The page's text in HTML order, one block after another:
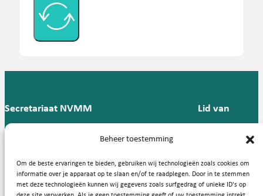
Beheer toestemming
Om de beste ervaringen te bieden, gebruiken wij technologieën zoals cookies om
informatie over je apparaat op te slaan en/of te raadplegen. Door in te stemmen
met deze technologieën kunnen wij gegevens zoals surfgedrag of unieke ID's op
Secretariaat NVMM
Groningen
T: 088 -
57
Lid van